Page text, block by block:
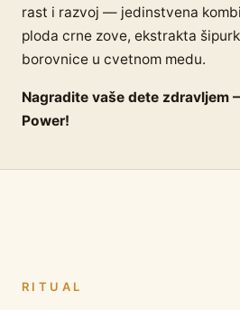
rast i razvoj — jedinstvena
ploda crne zove, ekstrakta
borovnice u cvetnom medu.
Nagradite vaše dete zdravljem
Power!
RITUAL